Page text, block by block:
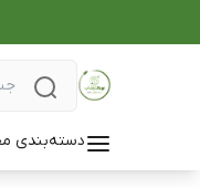
دسته‌بندی